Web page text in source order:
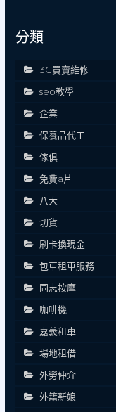
分類
3C買賣維修
seo教學
企業
保養品代工
傢俱
免費a片
八大
切貨
刷卡換現金
包車租車服務
同志按摩
咖啡機
嘉義租車
場地租借
外勞仲介
外籍新娘